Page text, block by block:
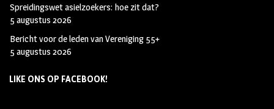
Spreidingswet asielzoekers: hoe zit dat?
5 augustus 2026
Bericht voor de leden van Vereniging 55+
5 augustus 2026
LIKE ONS OP FACEBOOK!